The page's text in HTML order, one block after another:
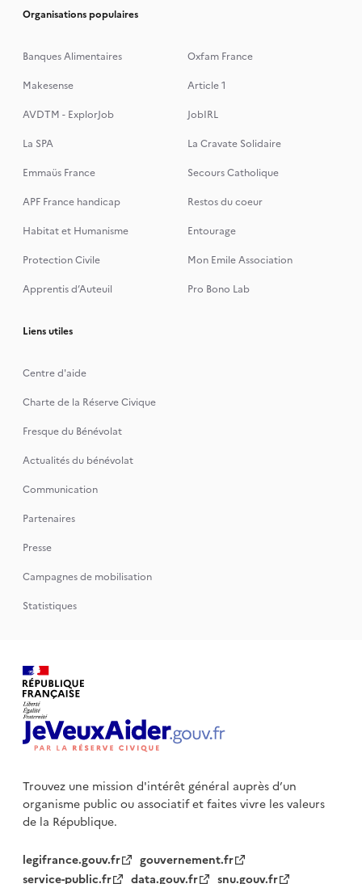
Organisations populaires
Banques Alimentaires
Oxfam France
Makesense
Article 1
AVDTM - ExplorJob
JobIRL
La SPA
La Cravate Solidaire
Emmaüs France
Secours Catholique
APF France handicap
Restos du coeur
Habitat et Humanisme
Entourage
Protection Civile
Mon Emile Association
Apprentis d’Auteuil
Pro Bono Lab
Liens utiles
Centre d'aide
Charte de la Réserve Civique
Fresque du Bénévolat
Actualités du bénévolat
Communication
Partenaires
Presse
Campagnes de mobilisation
Statistiques
Trouvez une mission d'intérêt général auprès d’un
organisme publicou associatif et faites vivre les valeurs
de la République.
legifrance.gouv.fr
gouvernement.fr
service-public.fr
data.gouv.fr snu.gouv.fr